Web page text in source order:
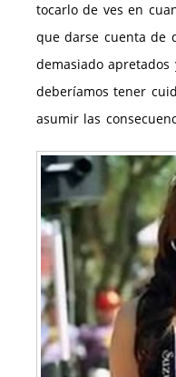
tocarlo de ves en
que darse cuenta de
demasiado
deberíamos tener
asumir las